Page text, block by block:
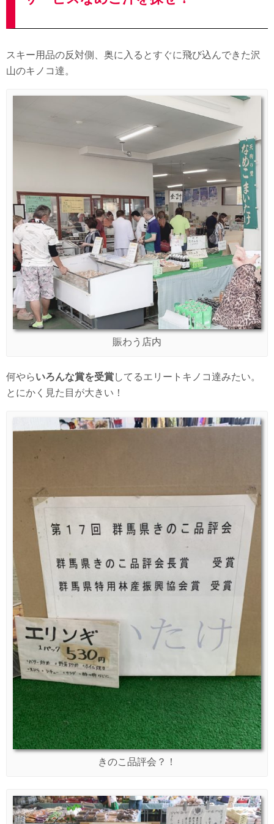
スキー用品の反対側、奥に入るとすぐに飛び込んできた沢
山のキノコ達。
賑わう店内
何やらいろんな賞を受賞してるエリートキノコ達みたい。
とにかく見た目が大きい！
きのこ品評会？！